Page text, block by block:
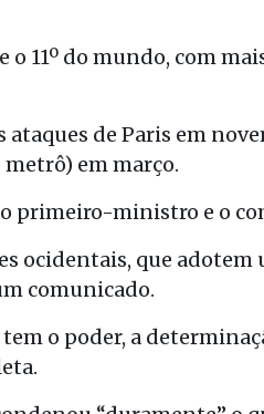
11º do mundo, com
de Paris em
em março.
primeiro-ministro e o
ocidentais, que
comunicado.
o poder, a